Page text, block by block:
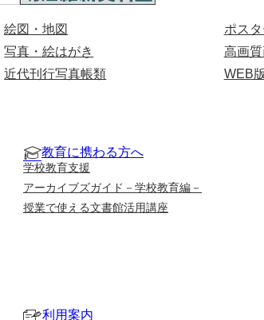
絵図・地図
写真・絵はがき
近代刊行写真帳類
ポス
高画
WEB
教育に携わる方へ
学校教育支援
アーカイブズガイド－学校教育編－
授業で使える文書館活用講座
利用案内